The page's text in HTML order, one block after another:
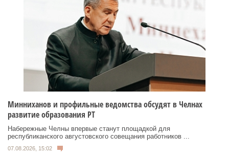
Минниханов и профильные ведомства обсудят в Челнах
развитие образования РТ
Набережные Челны впервые станут площадкой для
республиканского августовского совещания работников ...
07.08.2026, 15:02